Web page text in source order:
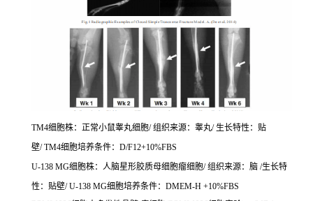
TM4细胞株：正常小鼠睾丸细胞/ 组织来源：睾丸/ 生长特性：贴
壁/ TM4细胞培养条件：D/F12+10%FBS
U-138 MG细胞株：人脑星形胶质母细胞瘤细胞/ 组织来源：脑 /生长特
性：贴壁/ U-138 MG细胞培养条件：DMEM-H +10%FBS